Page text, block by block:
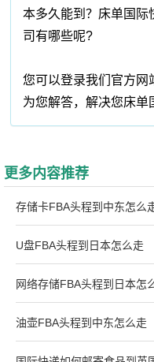
本多久能到？床单国际
司有哪些呢?
您可以登录我们官方网
为您解答，解决您床单
更多内容推荐
存储卡FBA头程到中东怎么
U盘FBA头程到日本怎么走
网络存储FBA头程到日本怎
油壶FBA头程到中东怎么走